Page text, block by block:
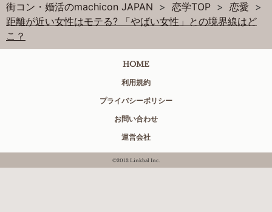
街コン・婚活のmachicon JAPAN 恋学TOP
恋愛
距離が近い女性はモテる? 「やばい女性」との境界線はど
こ？
HOME
利用規約
プライバシーポリシー
お問い合わせ
運営会社
©2013 Linkbal Inc.